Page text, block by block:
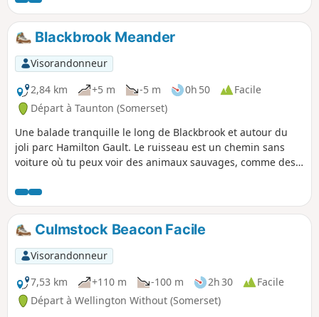
Blackbrook Meander
Visorandonneur
2,84 km
+5 m -5 m 0h 50
Facile
Départ à Taunton (Somerset)
Une balade tranquille le long de Blackbrook et autour du
joli parc Hamilton Gault. Le ruisseau est un chemin sans
voiture où tu peux voir des animaux sauvages, comme des
pour voir les chauves-souris voler au-dessus de ta tête et
attraper des insectes.
Culmstock Beacon Facile
Visorandonneur
7,53 km
+110 m -100 m 2h 30
Facile
Départ à Wellington Without (Somerset)